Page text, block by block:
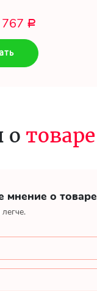
767 Р
мнение о товаре
о товаре